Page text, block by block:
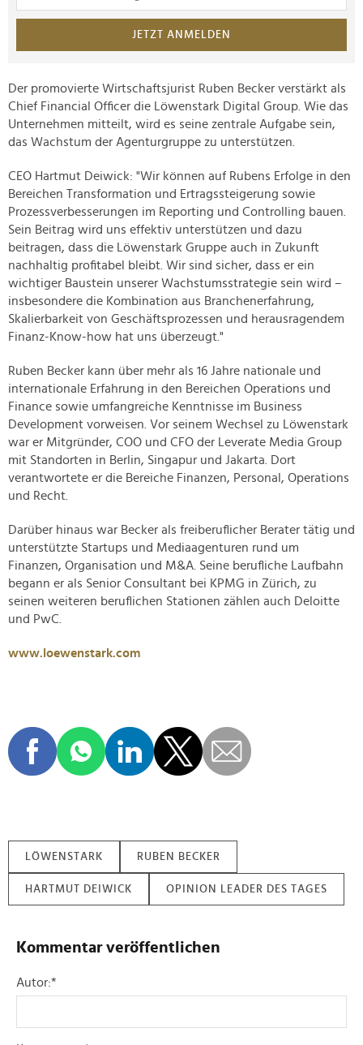
JETZT ANMELDEN
Der promovierte Wirtschaftsjurist Ruben Becker verstärkt als
Chief Financial Officer die Löwenstark Digital Group. Wie das
Unternehmen mitteilt, wird es seine zentrale Aufgabe sein,
das Wachstum der Agenturgruppe zu unterstützen.
CEO Hartmut Deiwick: "Wir können auf Rubens Erfolge in den
Bereichen Transformation und Ertragssteigerung sowie
Prozessverbesserungen im Reporting und Controlling bauen.
Sein Beitrag wird uns effektiv unterstützen und dazu
beitragen, dass die Löwenstark Gruppe auch in Zukunft
nachhaltig profitabel bleibt. Wir sind sicher, dass er ein
wichtiger Baustein unserer Wachstumsstrategie sein wird –
insbesondere die Kombination aus Branchenerfahrung,
Skalierbarkeit von Geschäftsprozessen und herausragendem
Finanz-Know-how hat uns überzeugt."
Ruben Becker kann über mehr als 16 Jahre nationale und
internationale Erfahrung in den Bereichen Operations und
Finance sowie umfangreiche Kenntnisse im Business
Development vorweisen. Vor seinem Wechsel zu Löwenstark
war er Mitgründer, COO und CFO der Leverate Media Group
mit Standorten in Berlin, Singapur und Jakarta. Dort
verantwortete er die Bereiche Finanzen, Personal, Operations
und Recht.
Darüber hinaus war Becker als freiberuflicher Berater tätig und
unterstützte Startups und Mediaagenturen rund um
Finanzen, Organisation und M&A. Seine berufliche Laufbahn
begann er als Senior Consultant bei KPMG in Zürich, zu
seinen weiteren beruflichen Stationen zählen auch Deloitte
und PwC.
www.loewenstark.com
LÖWENSTARK RUBEN BECKER
HARTMUT DEIWICK OPINION LEADER DES TAGES
Kommentar veröffentlichen
Autor:*